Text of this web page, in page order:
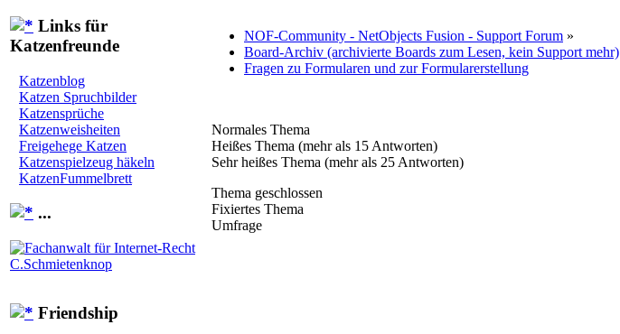
Links für
Katzenfreunde
Katzenblog
Katzen Spruchbilder
Katzensprüche
Katzenweisheiten
Freigehege Katzen
Katzenspielzeug häkeln
KatzenFummelbrett
...
Friendship
NOF-Community - NetObjects Fusion - Support Forum »
Board-Archiv (archivierte Boards zum Lesen, kein Support mehr)
Fragen zu Formularen und zur Formularerstellung
Normales Thema
Heißes Thema (mehr als 15 Antworten)
Sehr heißes Thema (mehr als 25 Antworten)
Thema geschlossen
Fixiertes Thema
Umfrage